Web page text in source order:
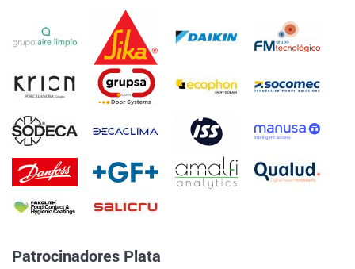
Patrocinadores Plata